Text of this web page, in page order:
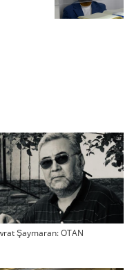
Şaymaran: OTAN